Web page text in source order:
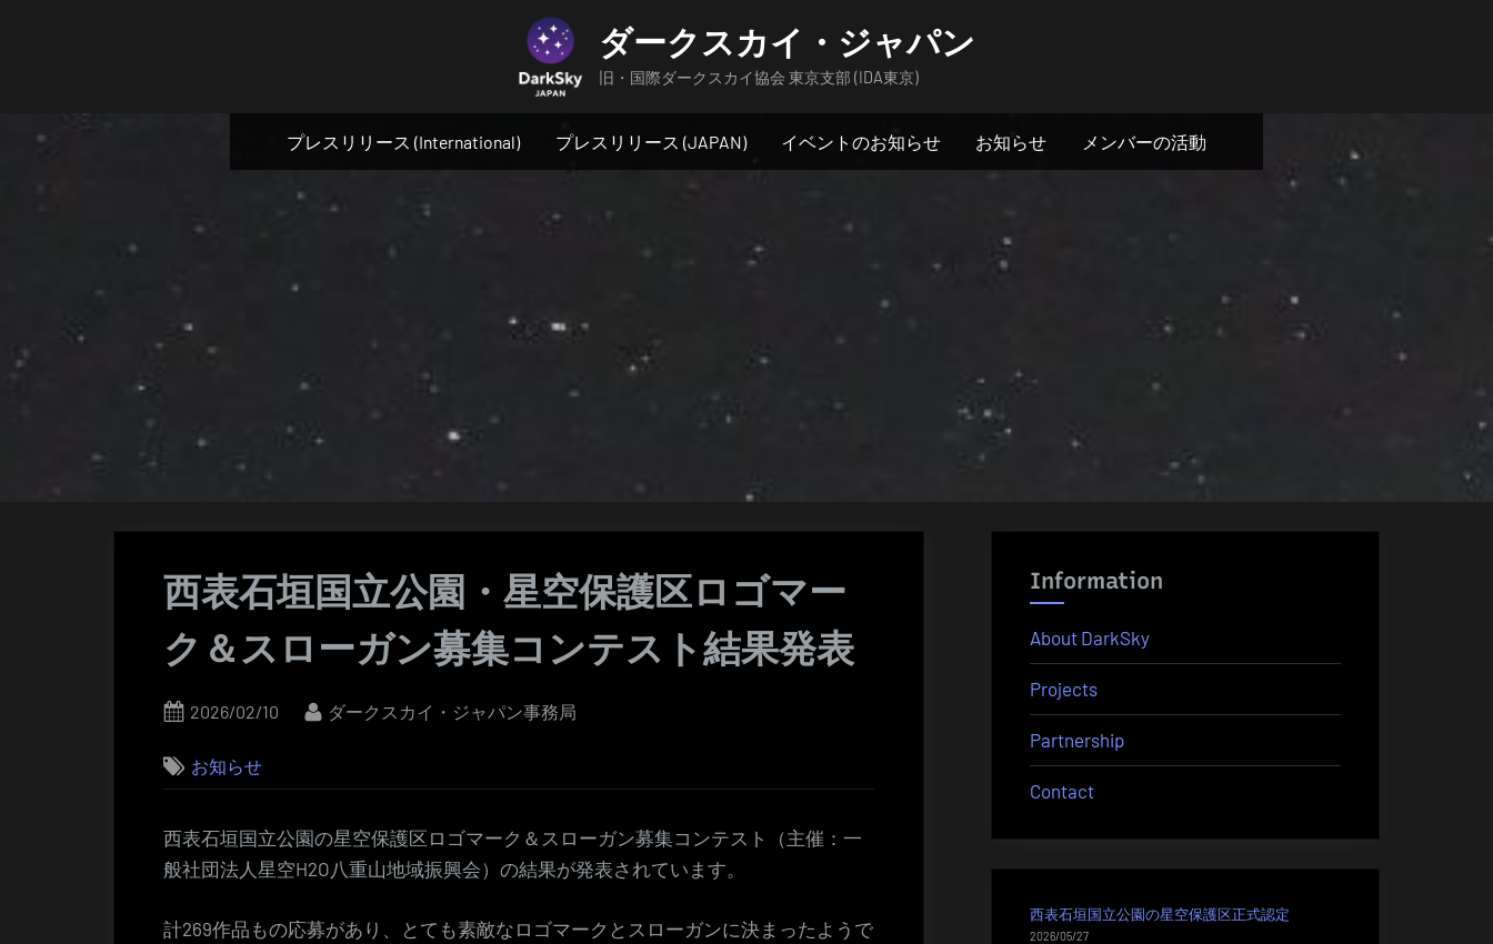
ダークスカイ・ジャパン
旧・国際ダークスカイ協会 東京支部 (IDA東京)
プレスリリース (International) プレスリリース (JAPAN) イベントのお知らせ お知らせ メンバーの活動
西表石垣国立公園・星空保護区ロゴマー
ク＆スローガン募集コンテスト結果発表
Posted
2026/02/10 By
ダークスカイ・ジャパン事務局
お知らせ
西表石垣国立公園の星空保護区ロゴマーク＆スローガン募集コンテスト（主催：一
般社団法人星空H2O八重山地域振興会）の結果が発表されています。
計269作品もの応募があり、とても素敵なロゴマークとスローガンに決まったようで
Information
About DarkSky
Projects
Partnership
Contact
西表石垣国立公園の星空保護区正式認定
2026/05/27